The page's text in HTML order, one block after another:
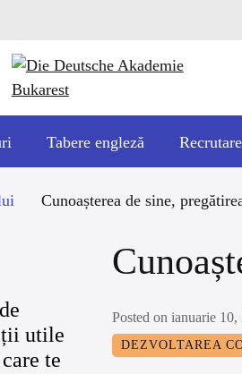
Tabere engleză Recrutare
Cunoașterea de sine,
utile
te
Posted on ianuarie 10,
DEZVOLTAREA